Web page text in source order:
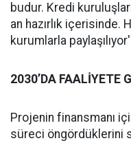
budur. Kredi
an hazırlık içerisinde.
kurumlarla
2030’DA FAALİYETE
Projenin finansmanı
süreci öngördüklerini